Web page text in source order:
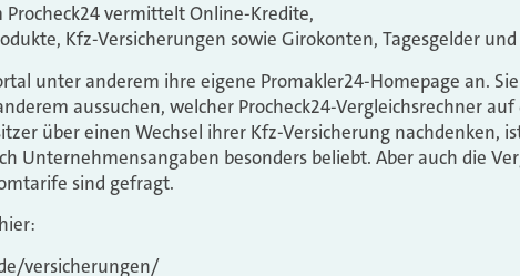
vermittelt Online-Kredite,
Kfz-Versicherungen sowie Girokonten, Tagesgelder
unter anderem ihre eigene Promakler24-Homepage an.
aussuchen, welcher Procheck24-Vergleichsrechner
über einen Wechsel ihrer Kfz-Versicherung nachdenken,
Unternehmensangaben besonders beliebt. Aber auch die
sind gefragt.
versicherungen/